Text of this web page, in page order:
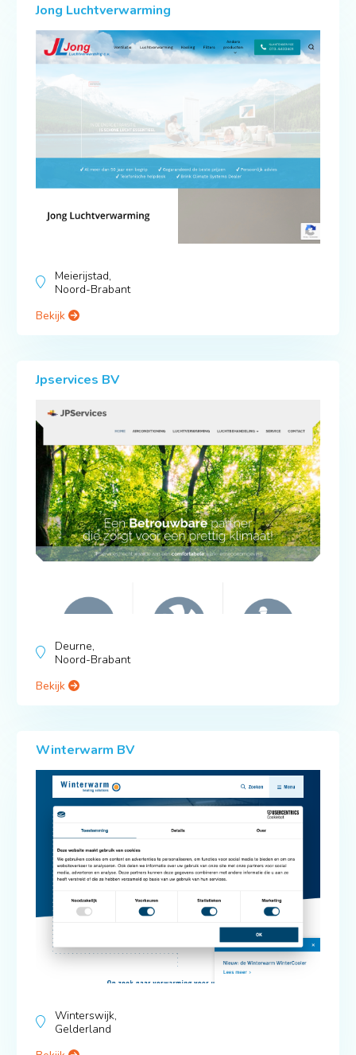
Jong Luchtverwarming
Meierijstad,
Noord-Brabant
Bekijk
Jpservices BV
Deurne,
Noord-Brabant
Bekijk
Winterwarm BV
Winterswijk,
Gelderland